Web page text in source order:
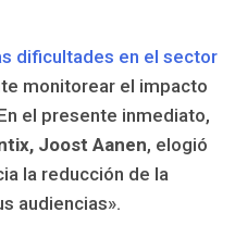
dificultades en el sector
monitorear el impacto
el presente inmediato,
Joost Aanen, elogió
la reducción de la
audiencias».